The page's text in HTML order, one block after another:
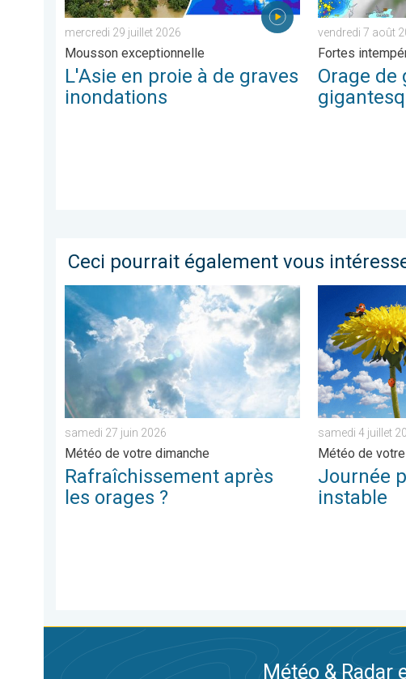
mercredi 29 juillet 2026
Mousson exceptionnelle
L'Asie en proie à de graves
inondations
vendredi 7 août
Fortes
Orage de
Ceci pourrait également vous
Rafraîchissement après les orages ?. Météo de votre
samedi 27 juin 2026
Météo de votre dimanche
Rafraîchissement après
les orages ?
Journée plus
samedi 4 juillet
Météo de
Journée
instable
Météo & Radar